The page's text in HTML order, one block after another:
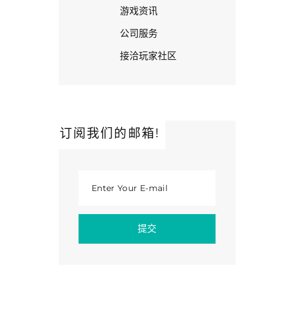
游戏资讯
公司服务
接洽玩家社区
订阅我们的邮箱!
Enter Your E-mail
提交